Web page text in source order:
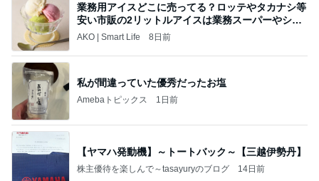
業務用アイスどこに売ってる？ロッテやタカナシ等
安い市販の2リットルアイスは業務スーパーやシャ
トレ
AKO | Smart Life 8日前
私が間違っていた優秀だったお塩
Amebaトピックス 1日前
【ヤマハ発動機】～トートバック～【三越伊勢丹】
株主優待を楽しんで～tasayuryのブログ 14日前